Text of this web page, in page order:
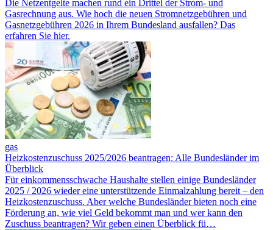
Die Netzentgelte machen rund ein Drittel der Strom- und
Gasrechnung aus. Wie hoch die neuen Stromnetzgebühren und
Gasnetzgebühren 2026 in Ihrem Bundesland ausfallen? Das
erfahren Sie hier.
gas
Heizkostenzuschuss 2025/2026 beantragen: Alle Bundesländer im
Überblick
Für ein­kommensschwache Haushalte stellen einige Bundesländer
2025 / 2026 wieder eine unter­stützende Einmal­zahlung bereit – den
Heizkostenzuschuss. Aber welche Bundesländer bieten noch eine
Förderung an, wie viel Geld bekommt man und wer kann den
Zuschuss be­antragen? Wir geben einen Überblick fü…